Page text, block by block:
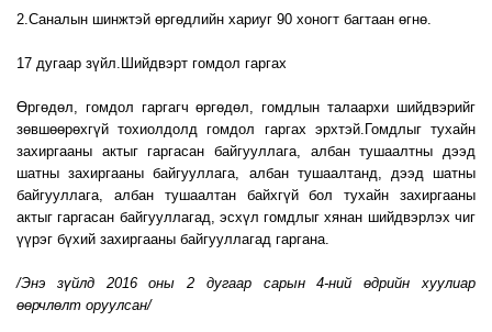
2.Саналын шинжтэй өргөдлийн хариуг 90 хоногт багтаан өгнө.
17 дугаар зүйл.Шийдвэрт гомдол гаргах
Өргөдөл, гомдол гаргагч өргөдөл, гомдлын талаархи шийдвэрийг
зөвшөөрөхгүй тохиолдолд гомдол гаргах эрхтэй.Гомдлыг тухайн
захиргааны актыг гаргасан байгууллага, албан тушаалтны дээд
шатны захиргааны байгууллага, албан тушаалтанд, дээд шатны
байгууллага, албан тушаалтан байхгүй бол тухайн захиргааны
актыг гаргасан байгууллагад, эсхүл гомдлыг хянан шийдвэрлэх чиг
үүрэг бүхий захиргааны байгууллагад гаргана.
/Энэ зүйлд 2016 оны 2 дугаар сарын 4-ний өдрийн хуулиар
өөрчлөлт оруулсан/